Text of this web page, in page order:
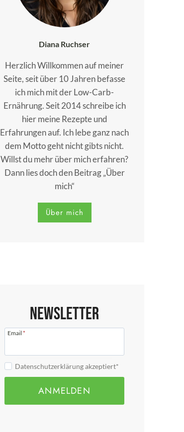
Diana Ruchser
Herzlich Willkommen auf meiner
Seite, seit über 10 Jahren befasse
ich mich mit der Low-Carb-
Ernährung. Seit 2014 schreibe ich
hier meine Rezepte und
Erfahrungen auf. Ich lebe ganz nach
dem Motto geht nicht gibts nicht.
Willst du mehr über mich erfahren?
Dann lies doch den Beitrag „Über
mich“
Über mich
Newsletter
Email *
Datenschutzerklärung akzeptiert*
ANMELDEN